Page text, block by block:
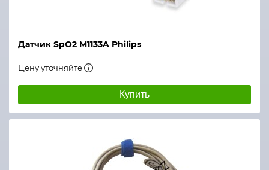
Датчик SpO2 M1133A Philips
Цену уточняйте
Купить